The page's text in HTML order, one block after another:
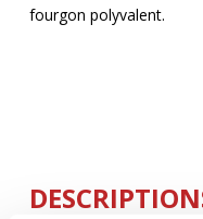
fourgon polyvalent.